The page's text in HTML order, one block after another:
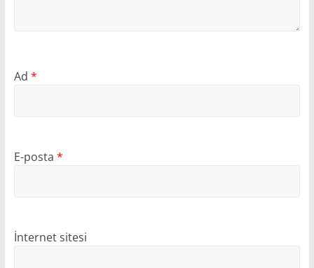
Ad *
E-posta *
İnternet sitesi